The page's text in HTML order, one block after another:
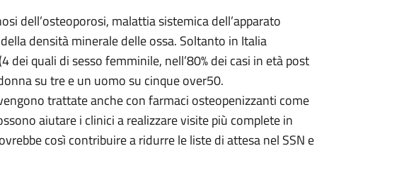
dell’osteoporosi, malattia sistemica dell’apparato
densità minerale delle ossa. Soltanto in Italia
dei quali di sesso femminile, nell’80% dei casi in età post
su tre e un uomo su cinque over50.
trattate anche con farmaci osteopenizzanti come
aiutare i clinici a realizzare visite più complete in
così contribuire a ridurre le liste di attesa nel SSN e